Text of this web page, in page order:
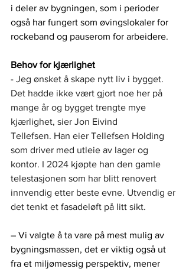
i deler av bygningen, som i perioder
også har fungert som øvingslokaler for
rockeband og pauserom for arbeidere.
Behov for kjærlighet
- Jeg ønsket å skape nytt liv i bygget.
Det hadde ikke vært gjort noe her på
mange år og bygget trengte mye
kjærlighet, sier Jon Eivind
Tellefsen. Han eier Tellefsen Holding
som driver med utleie av lager og
kontor. I 2024 kjøpte han den gamle
telestasjonen som har blitt renovert
innvendig etter beste evne. Utvendig er
det tenkt et fasadeløft på litt sikt.
– Vi valgte å ta vare på mest mulig av
bygningsmassen, det er viktig også ut
fra et miljømessig perspektiv, mener